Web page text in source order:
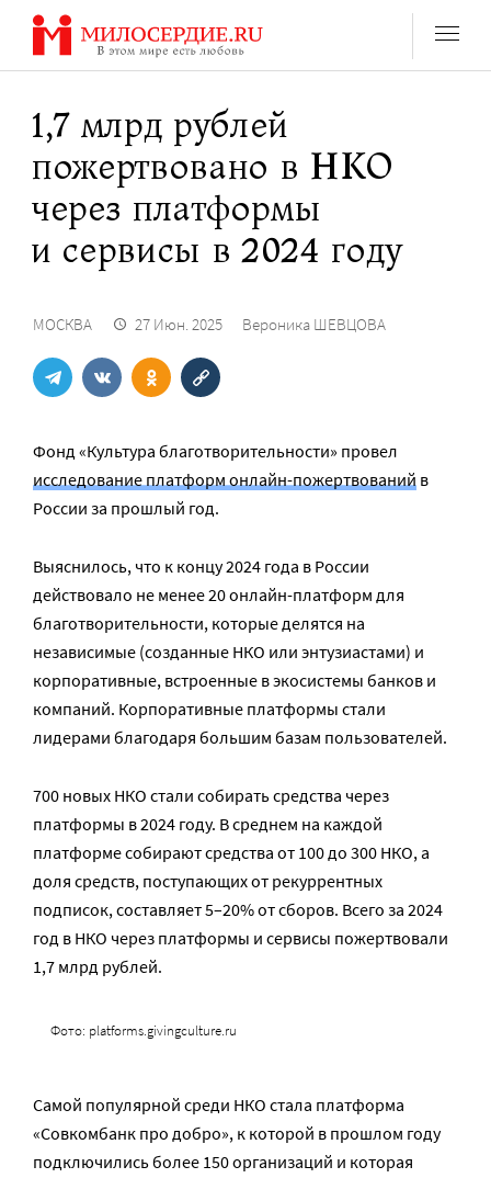
Перейти
содержанию
1,7 млрд рублей
пожертвовано в НКО
через платформы
и сервисы в 2024 году
МОСКВА 27 Июн. 2025 Вероника ШЕВЦОВА
Фонд «Культура благотворительности» провел
исследование платформ онлайн-пожертвований в
России за прошлый год.
Выяснилось, что к концу 2024 года в России
действовало не менее 20 онлайн-платформ для
благотворительности, которые делятся на
независимые (созданные НКО или энтузиастами) и
корпоративные, встроенные в экосистемы банков и
компаний. Корпоративные платформы стали
лидерами благодаря большим базам пользователей.
700 новых НКО стали собирать средства через
платформы в 2024 году. В среднем на каждой
платформе собирают средства от 100 до 300 НКО, а
доля средств, поступающих от рекуррентных
подписок, составляет 5–20% от сборов. Всего за 2024
год в НКО через платформы и сервисы пожертвовали
1,7 млрд рублей.
Фото: platforms.givingculture.ru
Самой популярной среди НКО стала платформа
«Совкомбанк про добро», к которой в прошлом году
подключились более 150 организаций и которая